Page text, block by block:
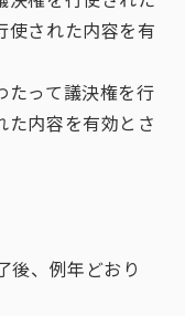
使された内容を有
たって議決権を行
内容を有効とさ
後、例年どおり